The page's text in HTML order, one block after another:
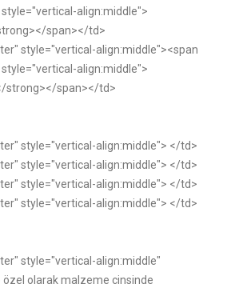
align:middle">
span></td>
style="vertical-align:middle"><span
align:middle">
strong></span></td>
style="vertical-align:middle"> </td>
style="vertical-align:middle"> </td>
style="vertical-align:middle"> </td>
style="vertical-align:middle"> </td>
style="vertical-align:middle"
olarak malzeme cinsinde